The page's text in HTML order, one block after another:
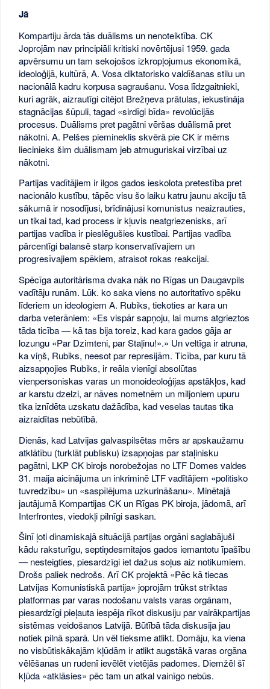
Jā
Kompartiju ārda tās duālisms un nenoteiktība. CK
Joprojām nav principiāli kritiski novērtējusi 1959. gada
apvērsumu un tam sekojošos izkropļojumus ekonomikā,
ideoloģijā, kultūrā, A. Vosa diktatorisko valdīšanas stilu un
nacionālā kadru korpusa sagraušanu. Vosa līdzgaitnieki,
kuri agrāk, aizrautīgi citējot Brežņeva prātulas, iekustināja
stagnācijas šūpuli, tagad «sirdīgi bīda» revolūcijās
procesus. Duālisms pret pagātni vēršas duālismā pret
nākotni. A. Pelšes piemineklis skvērā pie CK ir mēms
liecinieks šim duālismam jeb atmuguriskai virzībai uz
nākotni.
Partijas vadītājiem ir ilgos gados ieskolota pretestība pret
nacionālo kustību, tāpēc visu šo laiku katru jaunu akciju tā
sākumā ir nosodījusi, brīdinājusi komunistus neaizrauties,
un tikai tad, kad process ir kļuvis neatgriezenisks, arī
partijas vadība ir pieslēgušies kustībai. Partijas vadība
pārcentīgi balansē starp konservatīvajiem un
progresīvajiem spēkiem, atraisot rokas reakcijai.
Spēcīga autoritārisma dvaka nāk no Rīgas un Daugavpils
vadītāju runām. Lūk. ko saka viens no autoritatīvo spēku
līderiem un ideologiem A. Rubiks, tiekoties ar kara un
darba veterāniem: «Es vispār sapņoju, lai mums atgrieztos
tāda ticība — kā tas bija toreiz, kad kara gados gāja ar
lozungu «Par Dzimteni, par Staļinu!».» Un veltīga ir atruna,
ka viņš, Rubiks, neesot par represijām. Ticība, par kuru tā
aizsapņojies Rubiks, ir reāla vienīgi absolūtas
vienpersoniskas varas un monoideoloģijas apstākļos, kad
ar karstu dzelzi, ar nāves nometnēm un miljoniem upuru
tika iznīdēta uzskatu dažādība, kad veselas tautas tika
aizraidītas nebūtībā.
Dienās, kad Latvijas galvaspilsētas mērs ar apskaužamu
atklātību (turklāt publisku) izsapņojas par staļinisku
pagātni, LKP CK birojs norobežojas no LTF Domes valdes
31. maija aicinājuma un inkriminē LTF vadītājiem «politisko
tuvredzību» un «saspīlējuma uzkurināšanu». Minētajā
jautājumā Kompartijas CK un Rīgas PK biroja, jādomā, arī
Interfrontes, viedokļi pilnīgi saskan.
Šinī ļoti dinamiskajā situācijā partijas orgāni saglabājuši
kādu raksturīgu, septiņdesmitajos gados iemantotu īpašību
— nesteigties, piesardzīgi iet dažus soļus aiz notikumiem.
Drošs paliek nedrošs. Arī CK projektā «Pēc kā tiecas
Latvijas Komunistiskā partija» joprojām trūkst striktas
platformas par varas nodošanu valsts varas orgānam,
piesardzīgi pieļauta iespēja rīkot diskusiju par vairākpartijas
sistēmas veidošanos Latvijā. Būtībā tāda diskusija jau
notiek pilnā sparā. Un vēl tieksme atlikt. Domāju, ka viena
no visbūtiskākajām kļūdām ir atlikt augstākā varas orgāna
vēlēšanas un rudenī ievēlēt vietējās padomes. Diemžēl šī
kļūda «atklāsies» pēc tam un atkal vainīgo nebūs.